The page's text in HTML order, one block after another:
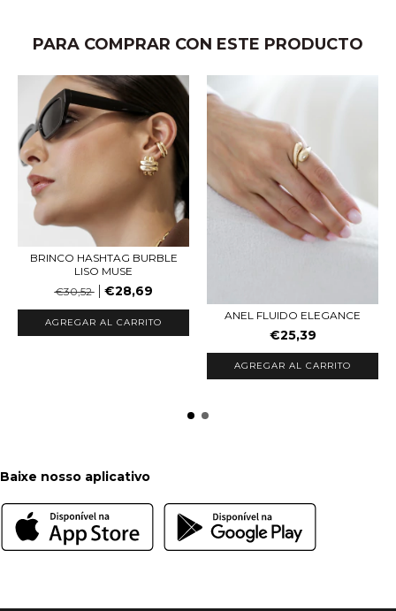
PARA COMPRAR CON ESTE PRODUCTO
BRINCO HASHTAG BURBLE
LISO MUSE
€30,52
€28,69
AGREGAR AL CARRITO
ANEL FLUIDO ELEGANCE
€25,39
AGREGAR AL CARRITO
Baixe nosso aplicativo